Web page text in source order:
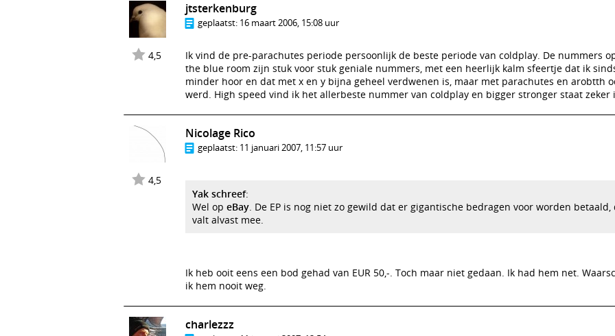
4,5
jtsterkenburg
geplaatst: 16 maart 2006, 15:08 uur
Ik vind de pre-parachutes periode persoonlijk de beste periode van coldplay. De nummers
the blue room zijn stuk voor stuk geniale nummers, met een heerlijk kalm sfeertje dat ik
minder hoor en dat met x en y bijna geheel verdwenen is, maar met parachutes en arobtth
werd. High speed vind ik het allerbeste nummer van coldplay en bigger stronger staat
4,5
Nicolage Rico
geplaatst: 11 januari 2007, 11:57 uur
Yak schreef:
Wel op eBay. De EP is nog niet zo gewild dat er gigantische bedragen voor worden betaald,
valt alvast mee.
Ik heb ooit eens een bod gehad van EUR 50,-. Toch maar niet gedaan. Ik had hem net.
ik hem nooit weg.
charlezzz